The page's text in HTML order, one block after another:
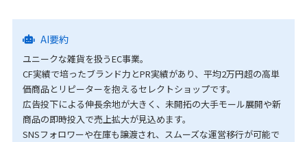
AI要約
ユニークな雑貨を扱うEC事業。
CF実績で培ったブランド力とPR実績があり、平均2万円超の高単
価商品とリピーターを抱えるセレクトショップです。
広告投下による伸長余地が大きく、未開拓の大手モール展開や新
商品の即時投入で売上拡大が見込めます。
SNSフォロワーや在庫も譲渡され、スムーズな運営移行が可能で